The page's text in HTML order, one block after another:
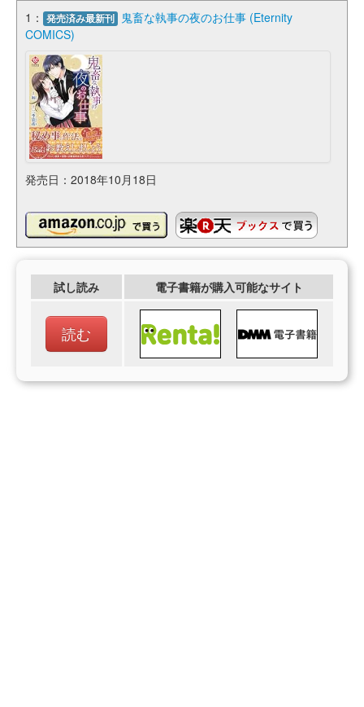
1： 発売済み最新刊 鬼畜な執事の夜のお仕事 (Eternity
COMICS)
発売日：2018年10月18日
試し読み 電子書籍が購入可能なサイト
読む